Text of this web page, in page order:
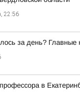
22:56
за день? Главные
в